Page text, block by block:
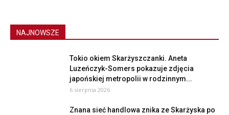
NAJNOWSZE
Tokio okiem Skarżyszczanki. Aneta
Luzeńczyk-Somers pokazuje zdjęcia
japońskiej metropolii w rodzinnym...
6 sierpnia 2026
Znana sieć handlowa znika ze Skarżyska po